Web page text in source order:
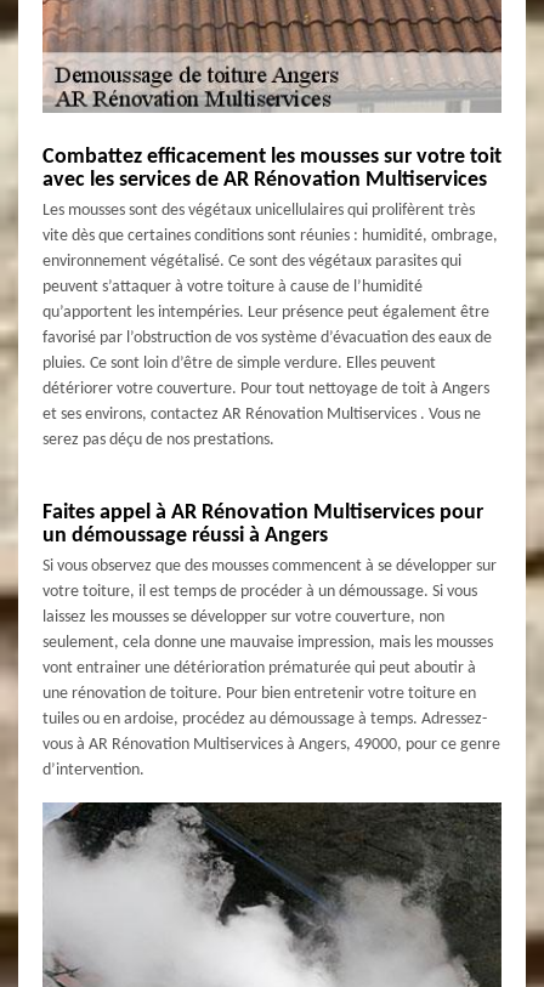
Combattez efficacement les mousses sur votre toit
avec les services de AR Rénovation Multiservices
Les mousses sont des végétaux unicellulaires qui prolifèrent très
vite dès que certaines conditions sont réunies : humidité, ombrage,
environnement végétalisé. Ce sont des végétaux parasites qui
peuvent s’attaquer à votre toiture à cause de l’humidité
qu’apportent les intempéries. Leur présence peut également être
favorisé par l’obstruction de vos système d’évacuation des eaux de
pluies. Ce sont loin d’être de simple verdure. Elles peuvent
détériorer votre couverture. Pour tout nettoyage de toit à Angers
et ses environs, contactez AR Rénovation Multiservices . Vous ne
serez pas déçu de nos prestations.
Faites appel à AR Rénovation Multiservices pour
un démoussage réussi à Angers
Si vous observez que des mousses commencent à se développer sur
votre toiture, il est temps de procéder à un démoussage. Si vous
laissez les mousses se développer sur votre couverture, non
seulement, cela donne une mauvaise impression, mais les mousses
vont entrainer une détérioration prématurée qui peut aboutir à
une rénovation de toiture. Pour bien entretenir votre toiture en
tuiles ou en ardoise, procédez au démoussage à temps. Adressez-
vous à AR Rénovation Multiservices à Angers, 49000, pour ce genre
d’intervention.